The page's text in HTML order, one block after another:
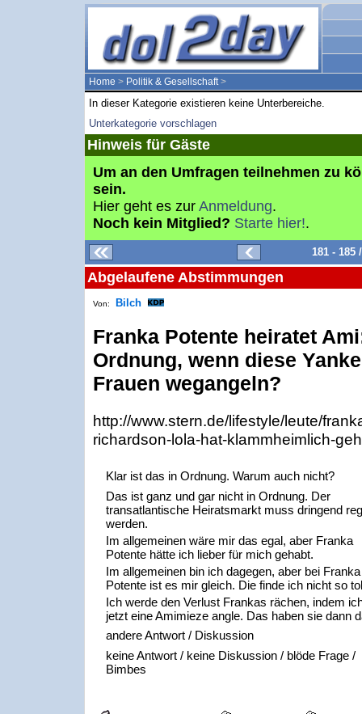
Home > Politik & Gesellschaft>
In dieser Kategorie existieren keine Unterbereiche.
Unterkategorie vorschlagen
Hinweis für Gäste
Um an den Umfragen teilnehmen zu
sein.
Hier geht es zur Anmeldung.
Noch kein Mitglied? Starte hier!.
181 - 185
Abgelaufene Abstimmungen
Von: Bilch
Franka Potente heiratet
Ordnung, wenn diese
Frauen wegangeln?
http://www.stern.de/lifestyle/leute/
richardson-lola-hat-klammheimlich-
Klar ist das in Ordnung. Warum auch nicht?
Das ist ganz und gar nicht in Ordnung. Der
transatlantische Heiratsmarkt muss dringend
werden.
Im allgemeinen wäre mir das egal, aber Franka
Potente hätte ich lieber für mich gehabt.
Im allgemeinen bin ich dagegen, aber bei Franka
Potente ist es mir gleich. Die finde ich nicht so
Ich werde den Verlust Frankas rächen, indem
jetzt eine Amimieze angle. Das haben sie dann
andere Antwort / Diskussion
keine Antwort / keine Diskussion / blöde Frage /
Bimbes